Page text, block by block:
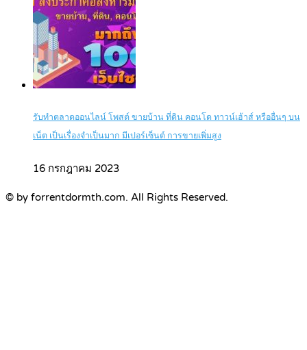
รับทำตลาดออนไลน์ โพสต์ ขายบ้าน ที่ดิน คอนโด ทาวน์เฮ้าส์ หรืออื่นๆ บน
เน็ต เป็นเรื่องจำเป็นมาก มีเปอร์เซ็นต์ การขายเพิ่มสูง
16 กรกฎาคม 2023
© by forrentdormth.com. All Rights Reserved.